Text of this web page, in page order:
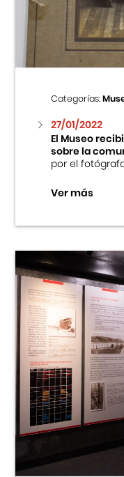
Centro
Museo de la
Fondo Editorial
Teatro
Categorías:
27/01/2022
El Museo
sobre la
por el
Ver más